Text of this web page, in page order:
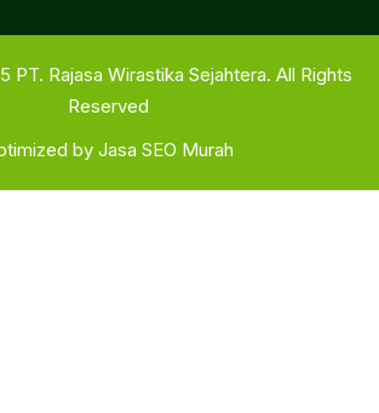
PT. Rajasa Wirastika Sejahtera. All Rights
Reserved
by Jasa SEO Murah